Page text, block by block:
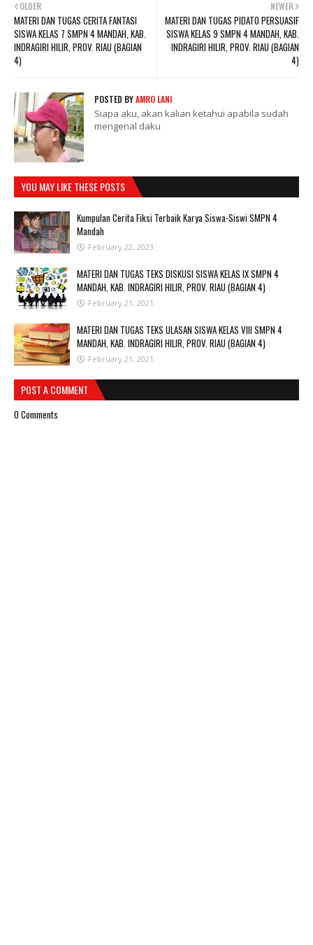
NEWER
MATERI DAN TUGAS PIDATO PERSUASIF
SISWA KELAS 9 SMPN 4 MANDAH, KAB.
INDRAGIRI HILIR, PROV. RIAU (BAGIAN
4)
OLDER
MATERI DAN TUGAS CERITA FANTASI
SISWA KELAS 7 SMPN 4 MANDAH, KAB.
INDRAGIRI HILIR, PROV. RIAU (BAGIAN
4)
POSTED BYAMRO LANI
Siapa aku, akan kalian ketahui apabila sudah
mengenal daku
YOU MAY LIKE THESE POSTS
Kumpulan Cerita Fiksi Terbaik Karya Siswa-Siswi SMPN 4
Mandah
February 22, 2023
MATERI DAN TUGAS TEKS DISKUSI SISWA KELAS IX SMPN 4
MANDAH, KAB. INDRAGIRI HILIR, PROV. RIAU (BAGIAN 4)
February 21, 2021
MATERI DAN TUGAS TEKS ULASAN SISWA KELAS VIII SMPN 4
MANDAH, KAB. INDRAGIRI HILIR, PROV. RIAU (BAGIAN 4)
February 21, 2021
POST A COMMENT
0 Comments